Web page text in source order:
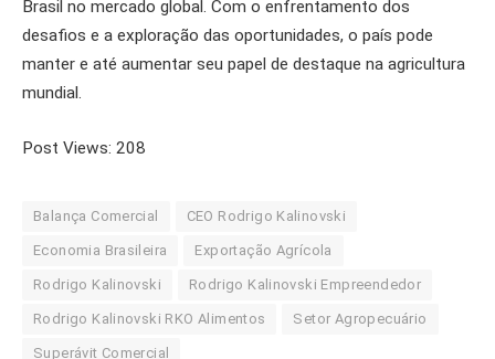
Brasil no mercado global. Com o enfrentamento dos
desafios e a exploração das oportunidades, o país pode
manter e até aumentar seu papel de destaque na agricultura
mundial.
Post Views: 208
Balança Comercial CEO Rodrigo Kalinovski
Economia Brasileira Exportação Agrícola
Rodrigo Kalinovski Rodrigo Kalinovski Empreendedor
Rodrigo Kalinovski RKO Alimentos Setor Agropecuário
Superávit Comercial